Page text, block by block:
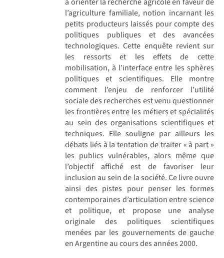
l’agriculture familiale, notion incarnant les
petits producteurs laissés pour compte des
politiques publiques et des avancées
technologiques. Cette enquête revient sur
les ressorts et les effets de cette
mobilisation, à l’interface entre les sphères
politiques et scientifiques. Elle montre
comment l’enjeu de renforcer l’utilité
sociale des recherches est venu questionner
les frontières entre les métiers et spécialités
au sein des organisations scientifiques et
techniques. Elle souligne par ailleurs les
débats liés à la tentation de traiter « à part »
les publics vulnérables, alors même que
l’objectif affiché est de favoriser leur
inclusion au sein de la société. Ce livre ouvre
ainsi des pistes pour penser les formes
contemporaines d’articulation entre science
et politique, et propose une analyse
originale des politiques scientifiques
menées par les gouvernements de gauche
en Argentine au cours des années 2000.